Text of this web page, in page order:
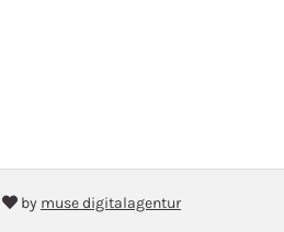
by muse digitalagentur